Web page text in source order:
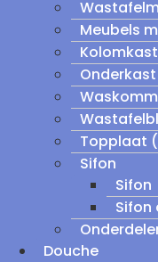
Meubels
Topplaat
Sifon
Sifon
Sifon
Douche